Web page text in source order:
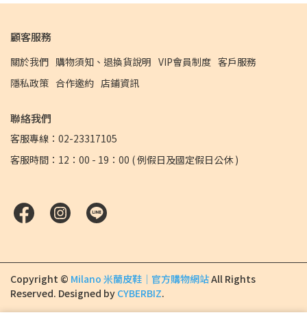
顧客服務
關於我們 購物須知、退換貨說明 VIP會員制度 客戶服務
隱私政策 合作邀約 店鋪資訊
聯絡我們
客服專線：02-23317105
客服時間：12：00 - 19：00 ( 例假日及國定假日公休 )
Copyright © Milano 米蘭皮鞋｜官方購物網站All Rights
Reserved. Designed by CYBERBIZ.